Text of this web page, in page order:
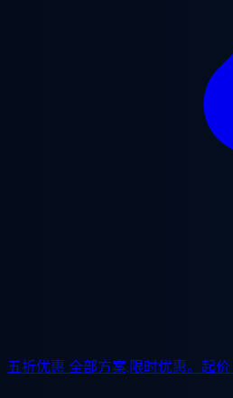
五折优惠 全部方案,限时优惠。起价